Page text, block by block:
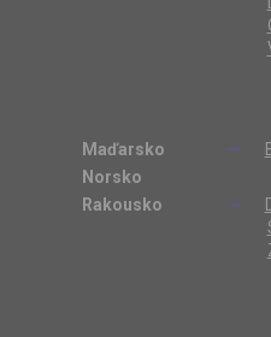
Maďarsko
Norsko
Rakousko